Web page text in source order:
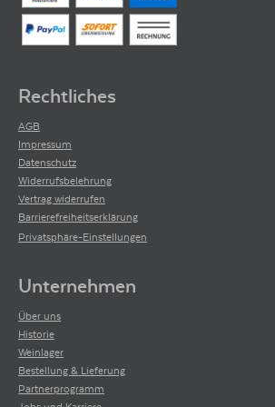
Rechtliches
AGB
Impressum
Datenschutz
Widerrufsbelehrung
Vertrag widerrufen
Barrierefreiheitserklärung
Privatsphäre-Einstellungen
Unternehmen
Über uns
Historie
Weinlager
Bestellung & Lieferung
Partnerprogramm